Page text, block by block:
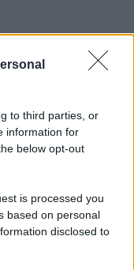
to third parties, or
information for
below opt-out
is processed you
based on personal
disclosed to